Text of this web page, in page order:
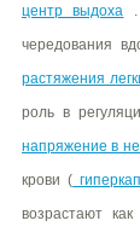
центр выдоха .
чередования
растяжения
роль в
напряжение в
крови (
возрастают